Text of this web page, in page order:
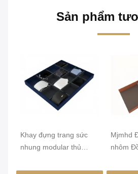
Sản phẩm
Khay đựng trang sức
nhung modular thủ
kéo tủ quần áo
Mjmhd
nhôm